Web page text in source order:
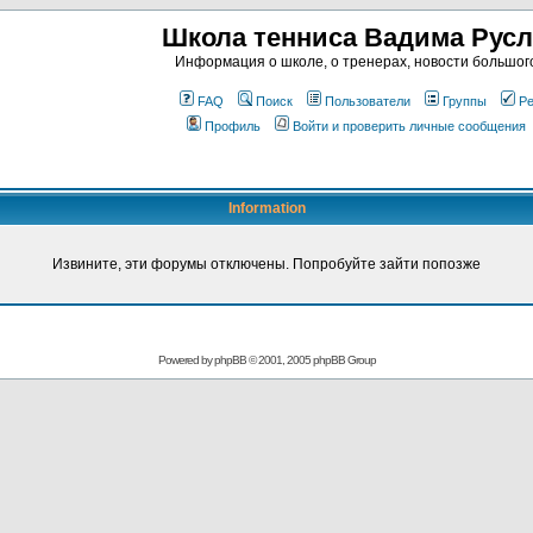
Школа тенниса Вадима
Информация о школе, о тренерах, новости
FAQ Поиск Пользователи Группы
Профиль
Войти и проверить личные сообщения
Information
Извините, эти форумы отключены. Попробуйте зайти попозже
Powered byphpBB© 2001, 2005 phpBB Group